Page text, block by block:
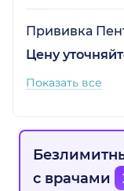
Прививка
Цену
Показать все
с врачами